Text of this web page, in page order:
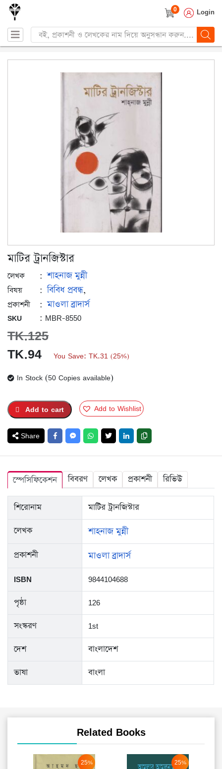
0 Login
Products
search
মাটির ট্রানজিস্টার
লেখক : শাহনাজ মুন্নী
বিষয় : বিবিধ প্রবন্ধ,
প্রকাশনী : মাওলা ব্রাদার্স
SKU : MBR-8550
TK.125
Original
price
TK.125.
TK.94Current
price
TK.94.
You Save: TK.31 (25%)
In Stock (50 Copies available)
Add to cart Add to Wishlist
Share
স্পেসিফিকেশন বিবরণ লেখক প্রকাশনী রিভিউ
শিরোনাম মাটির ট্রানজিস্টার
লেখক শাহনাজ মুন্নী
প্রকাশনী মাওলা ব্রাদার্স
ISBN 9844104688
পৃষ্ঠা 126
সংস্করণ 1st
দেশ বাংলাদেশ
ভাষা বাংলা
Related Books
25% 25%